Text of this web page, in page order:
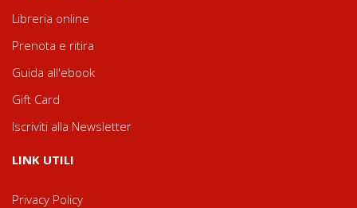
Libreria online
Prenota e ritira
Guida all'ebook
Gift Card
Iscriviti alla Newsletter
LINK UTILI
Privacy Policy